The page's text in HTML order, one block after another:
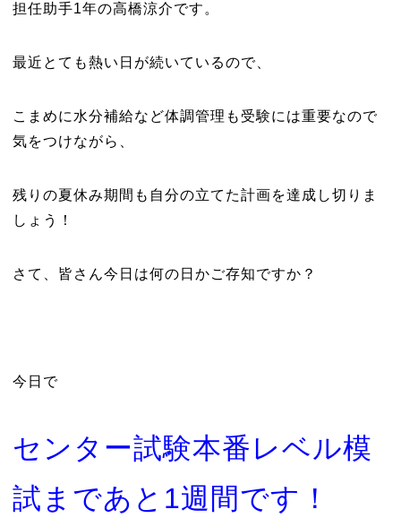
担任助手1年の高橋涼介です。
最近とても熱い日が続いているので、
こまめに水分補給など体調管理も受験には重要なので
気をつけながら、
残りの夏休み期間も自分の立てた計画を達成し切りま
しょう！
さて、皆さん今日は何の日かご存知ですか？
今日で
センター試験本番レベル模
試まであと1週間です！